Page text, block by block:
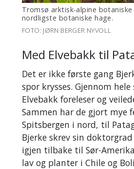
Tromsø arktisk-alpine botaniske
nordligste botaniske hage.
FOTO: JØRN BERGER NYVOLL
Med Elvebakk til
Det er ikke første gang
spor krysses. Gjennom
Elvebakk foreleser og
Sammen har de gjort mye
Spitsbergen i nord, til
Bjerke skrev sin
igjen tilbake til Sør-
lav og planter i Chile og